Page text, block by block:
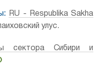
RU - Respublika Sakha
улус.
сектора Сибири и